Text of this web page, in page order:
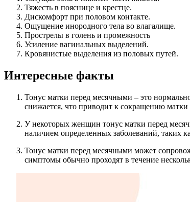
Тяжесть в пояснице и крестце.
Дискомфорт при половом контакте.
Ощущение инородного тела во влагалище.
Прострелы в голень и промежность
Усиление вагинальных выделений.
Кровянистые выделения из половых путей.
Интересные факты
Тонус матки перед месячными – это
снижается, что приводит к сокращению
У некоторых женщин тонус матки перед
наличием определенных заболеваний, таких
Тонус матки перед месячными может
симптомы обычно проходят в течение